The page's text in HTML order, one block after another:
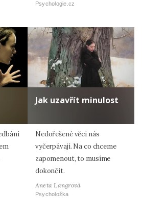
Psychologie.cz
Jak uzavřít minulost
Nedořešené věci nás
vyčerpávají. Na co chceme
zapomenout, to musíme
dokončit.
Aneta Langrová
Psycholožka